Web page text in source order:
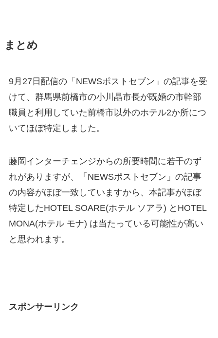
まとめ
9月27日配信の「NEWSポストセブン」の記事を受
けて、群馬県前橋市の小川晶市長が既婚の市幹部
職員と利用していた前橋市以外のホテル2か所につ
いてほぼ特定しました。
藤岡インターチェンジからの所要時間に若干のず
れがありますが、「NEWSポストセブン」の記事
の内容がほぼ一致していますから、本記事がほぼ
特定したHOTEL SOARE(ホテル ソアラ) とHOTEL
MONA(ホテル モナ) は当たっている可能性が高い
と思われます。
スポンサーリンク